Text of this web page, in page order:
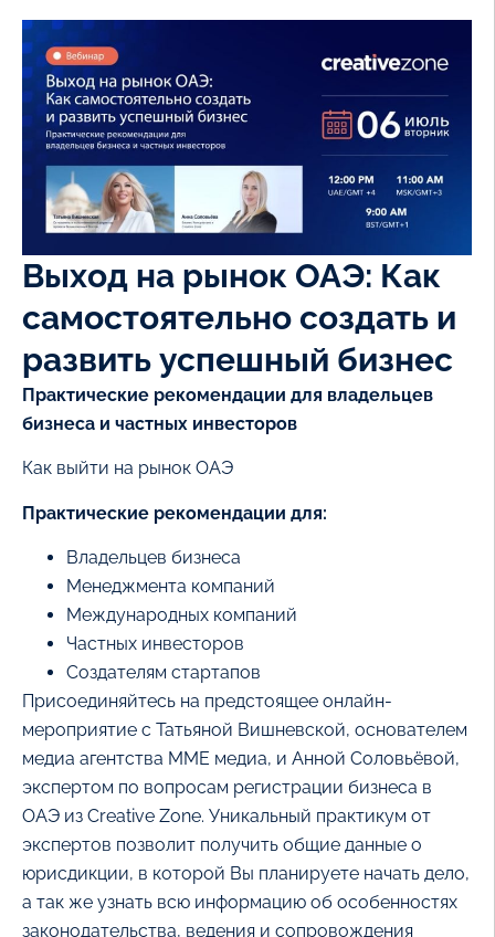
Выход на рынок ОАЭ: Как
самостоятельно создать и
развить успешный бизнес
Практические рекомендации для владельцев
бизнеса и частных инвесторов
Как выйти на рынок ОАЭ
Практические рекомендации для:
Владельцев бизнеса
Менеджмента компаний
Международных компаний
Частных инвесторов
Создателям стартапов
Присоединяйтесь на предстоящее онлайн-
мероприятие с Татьяной Вишневской, основателем
медиа агентства MME медиа, и Анной Соловьёвой,
экспертом по вопросам регистрации бизнеса в
ОАЭ из Creative Zone. Уникальный практикум от
экспертов позволит получить общие данные о
юрисдикции, в которой Вы планируете начать дело,
а так же узнать всю информацию об особенностях
законодательства, ведения и сопровождения